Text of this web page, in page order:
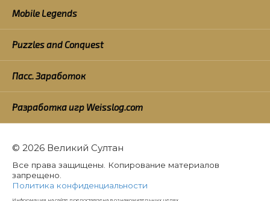
Mobile Legends
Puzzles and Conquest
Пасс. Заработок
Разработка игр Weisslog.com
© 2026 Великий Султан
Все права защищены. Копирование материалов
запрещено.
Политика конфиденциальности